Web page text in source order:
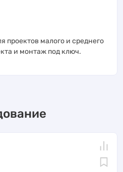
проектов малого и среднего
и монтаж под ключ.